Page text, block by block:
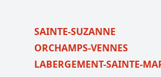
SAINTE-SUZANNE
ORCHAMPS-VENNES
LABERGEMENT-SAINTE-